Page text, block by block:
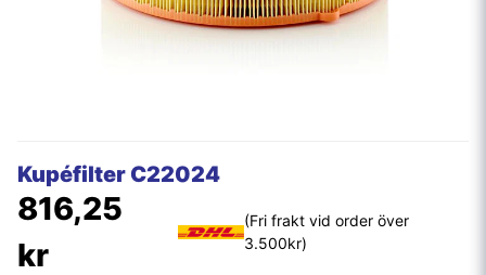
Kupéfilter C22024
816,25
kr